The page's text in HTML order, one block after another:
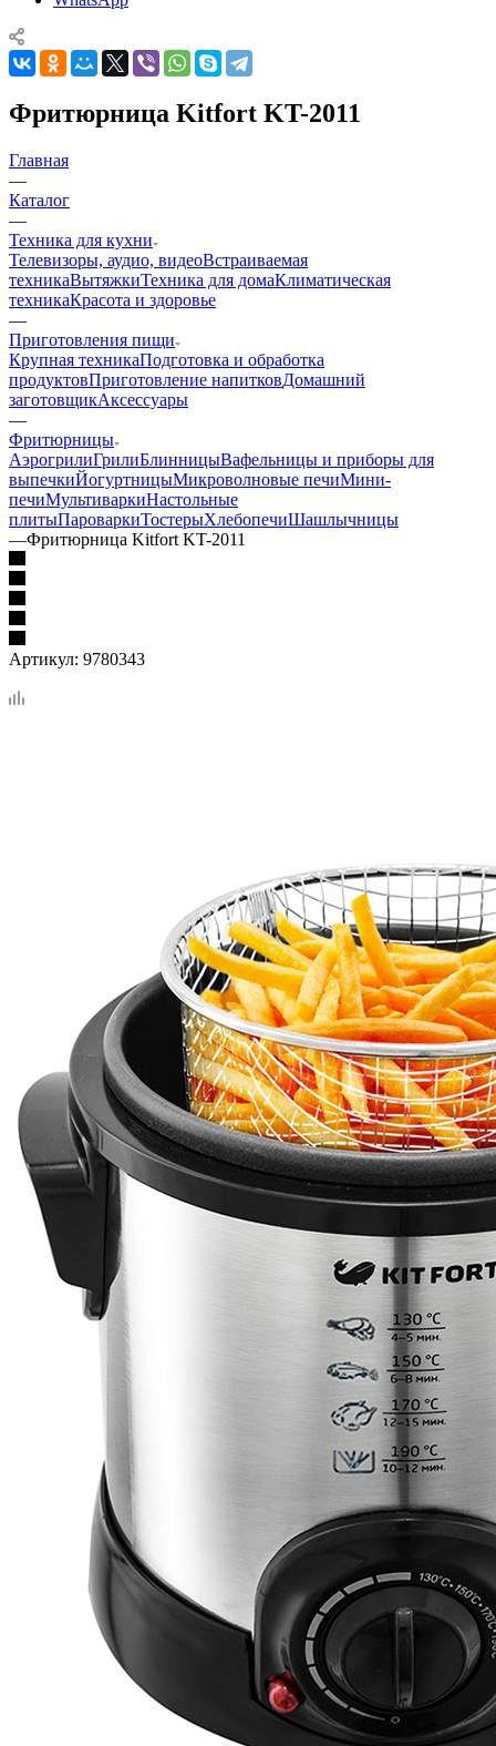
Фритюрница Kitfort KT-2011
Главная
—
Каталог
—
Техника для кухни
Телевизоры, аудио, видеоВстраиваемая
техникаВытяжкиТехника для домаКлиматическая
техникаКрасота и здоровье
—
Приготовления пищи
Крупная техникаПодготовка и обработка
продуктовПриготовление напитковДомашний
заготовщикАксессуары
—
Фритюрницы
АэрогрилиГрилиБлинницыВафельницы и приборы для
выпечкиЙогуртницыМикроволновые печиМини-
печиМультиваркиНастольные
плитыПароваркиТостерыХлебопечиШашлычницы
—Фритюрница Kitfort KT-2011
Артикул: 9780343